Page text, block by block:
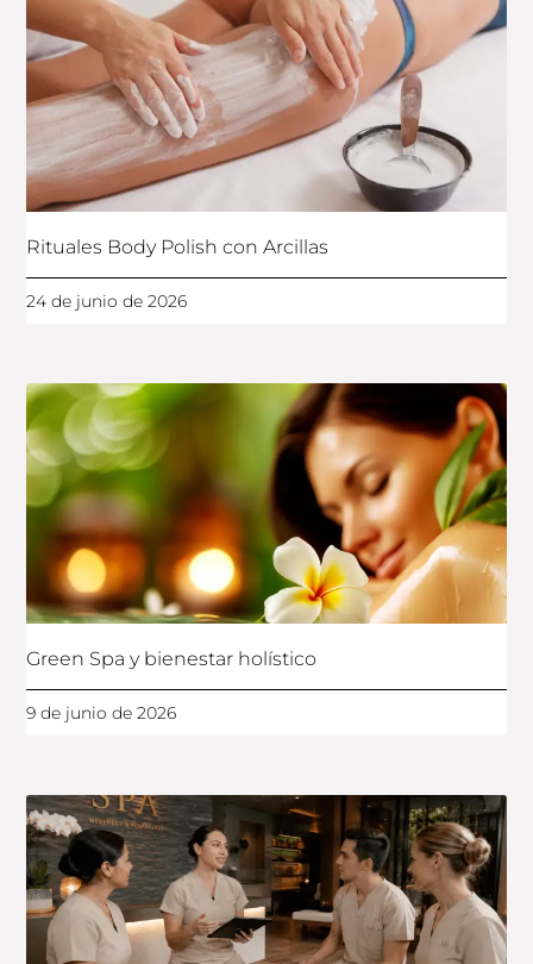
Rituales Body Polish con Arcillas
24 de junio de 2026
Green Spa y bienestar holístico
9 de junio de 2026